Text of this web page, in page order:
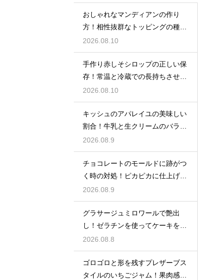
おしゃれなマンディアンの作り
方！相性抜群なトッピングの種類
を解説
2026.08.10
手作り赤しそシロップの正しい保
存！常温と冷蔵での長持ちさせる
コツ
2026.08.10
キッシュのアパレイユの美味しい
割合！牛乳と生クリームのバラン
スで味が決まる
2026.08.9
チョコレートのモールドに跡がつ
く時の対処！ピカピカに仕上げる
ための秘策
2026.08.9
グラサージュミロワールで艶出
し！ゼラチンを使ってケーキを美
しく飾る
2026.08.8
ゴロゴロと形を残すプレザーブス
タイルのいちごジャム！果肉感を